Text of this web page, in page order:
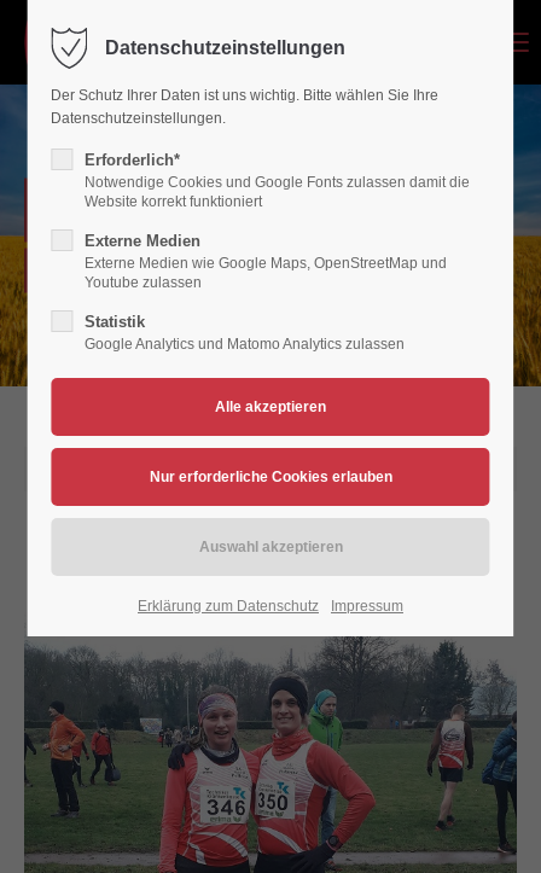
Login
Benutzername
Anmelden
Support
24h/ 365days
We offer support for our customers
Mon - Fri 8:00am - 5:00pm(GMT +1)
Get in touch
Cybersteel Inc.
NEWSARCHIV
Verein für Bewegungsspiele 1936/45 Polch/Maifeld e.V.
09.02.2020 13:58
Datenschutzeinstellungen
Der Schutz Ihrer Daten ist uns wichtig. Bitte wählen Sie Ihre
Datenschutzeinstellungen.
Erforderlich*
Notwendige Cookies und Google Fonts zulassen damit die
Website korrekt funktioniert
Externe Medien
Externe Medien wie Google Maps, OpenStreetMap und
Youtube zulassen
Statistik
Google Analytics und Matomo Analytics zulassen
Erklärung zum Datenschutz Impressum